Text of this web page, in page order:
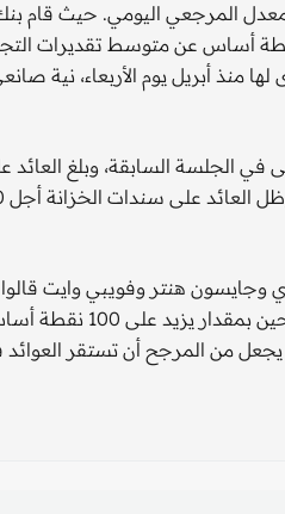
المرجعي اليومي. حيث قام
عند 7.1887 لكل دولار، وهو مستوى أقوى بـ 1528 نقطة أساس
منذ أبريل يوم الأربعاء، نية
في الجلسة السابقة، وبلغ
هنتر وفويبي وايت
انخفاضا حادا قبل أكثر من 3
من المرجح أن تستقر العوائد